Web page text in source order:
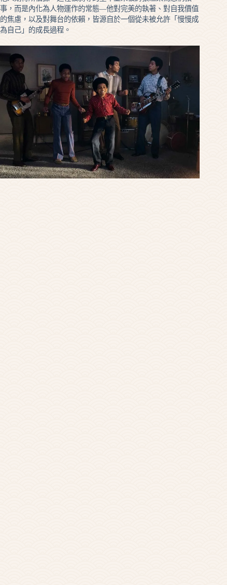
事，而是內化為人物運作的常態—他對完美的執著、對自我價值
的焦慮，以及對舞台的依賴，皆源自於一個從未被允許「慢慢成
為自己」的成長過程。